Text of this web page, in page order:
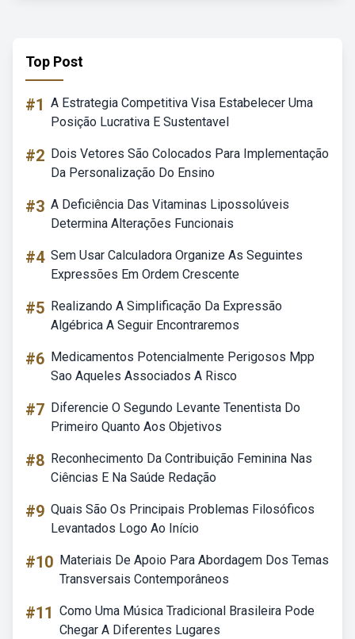
Top Post
#1 A Estrategia Competitiva Visa Estabelecer Uma
Posição Lucrativa E Sustentavel
#2 Dois Vetores São Colocados Para Implementação
Da Personalização Do Ensino
#3 A Deficiência Das Vitaminas Lipossolúveis
Determina Alterações Funcionais
#4 Sem Usar Calculadora Organize As Seguintes
Expressões Em Ordem Crescente
#5 Realizando A Simplificação Da Expressão
Algébrica A Seguir Encontraremos
#6 Medicamentos Potencialmente Perigosos Mpp
Sao Aqueles Associados A Risco
#7 Diferencie O Segundo Levante Tenentista Do
Primeiro Quanto Aos Objetivos
#8 Reconhecimento Da Contribuição Feminina Nas
Ciências E Na Saúde Redação
#9 Quais São Os Principais Problemas Filosóficos
Levantados Logo Ao Início
#10 Materiais De Apoio Para Abordagem Dos Temas
Transversais Contemporâneos
#11 Como Uma Música Tradicional Brasileira Pode
Chegar A Diferentes Lugares